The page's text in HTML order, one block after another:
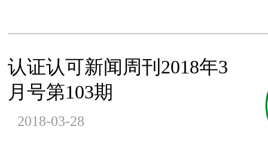
认证认可新闻周刊2018年3
月号第103期
2018-03-28